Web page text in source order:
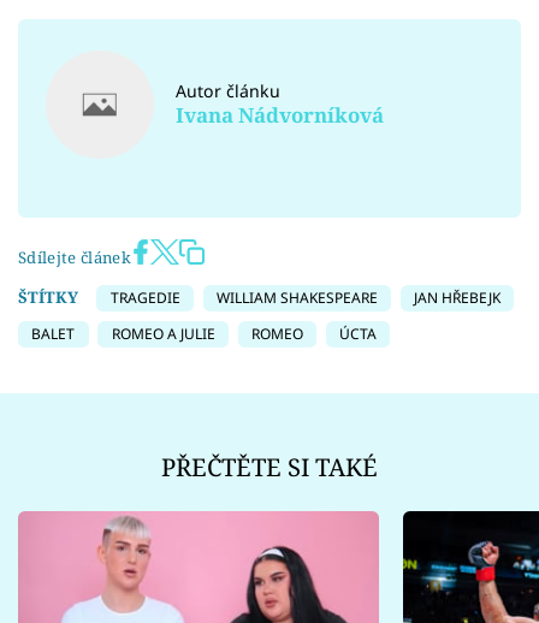
Autor článku
Ivana Nádvorníková
Sdílejte článek
ŠTÍTKY
TRAGEDIE WILLIAM SHAKESPEARE
JAN HŘEBEJK
BALET
ROMEO A JULIE ROMEO ÚCTA
PŘEČTĚTE SI TAKÉ